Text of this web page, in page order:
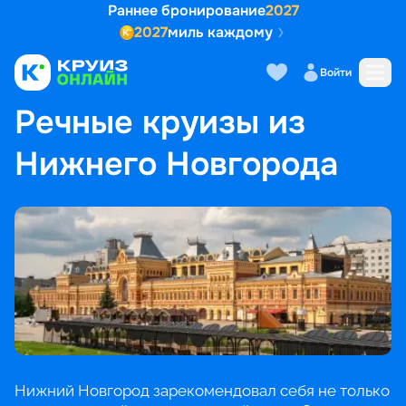
Раннее бронирование2027
2027миль каждому
Войти
ГЛАВНАЯ • ПОПУЛЯРНЫЕ НАПРАВЛЕНИЯ
РЕЧНЫЕ КРУИЗЫ ИЗ НИЖНЕГО НОВГОРОДА
Речные круизы из
Нижнего Новгорода
Нижний Новгород зарекомендовал себя не только